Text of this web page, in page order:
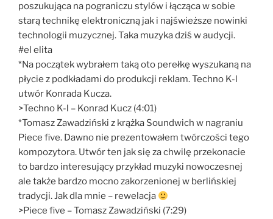
poszukująca na pograniczu stylów i łącząca w sobie
starą technikę elektroniczną jak i najświeższe nowinki
technologii muzycznej. Taka muzyka dziś w audycji.
#el elita
*Na początek wybrałem taką oto perełkę wyszukaną na
płycie z podkładami do produkcji reklam. Techno K-l
utwór Konrada Kucza.
>Techno K-l – Konrad Kucz (4:01)
*Tomasz Zawadziński z krążka Soundwich w nagraniu
Piece five. Dawno nie prezentowałem twórczości tego
kompozytora. Utwór ten jak się za chwilę przekonacie
to bardzo interesujący przykład muzyki nowoczesnej
ale także bardzo mocno zakorzenionej w berlińskiej
tradycji. Jak dla mnie – rewelacja
>Piece five – Tomasz Zawadziński (7:29)